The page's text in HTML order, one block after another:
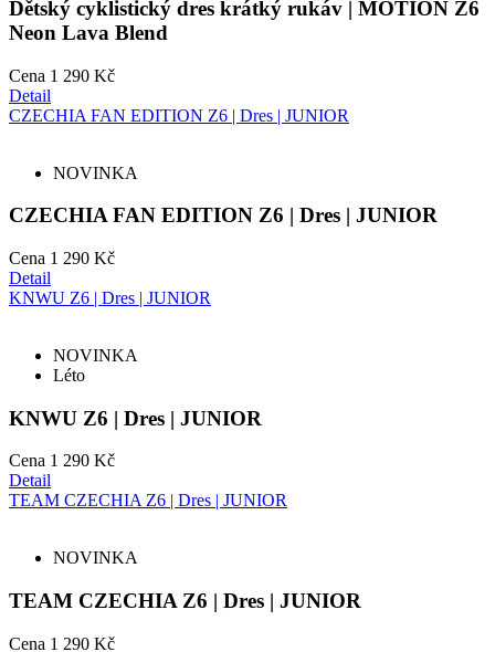
Dětský cyklistický dres krátký rukáv | MOTION Z6
Neon Lava Blend
Cena 1 290 Kč
Detail
CZECHIA FAN EDITION Z6 | Dres | JUNIOR
NOVINKA
CZECHIA FAN EDITION Z6 | Dres | JUNIOR
Cena 1 290 Kč
Detail
KNWU Z6 | Dres | JUNIOR
NOVINKA
Léto
KNWU Z6 | Dres | JUNIOR
Cena 1 290 Kč
Detail
TEAM CZECHIA Z6 | Dres | JUNIOR
NOVINKA
TEAM CZECHIA Z6 | Dres | JUNIOR
Cena 1 290 Kč